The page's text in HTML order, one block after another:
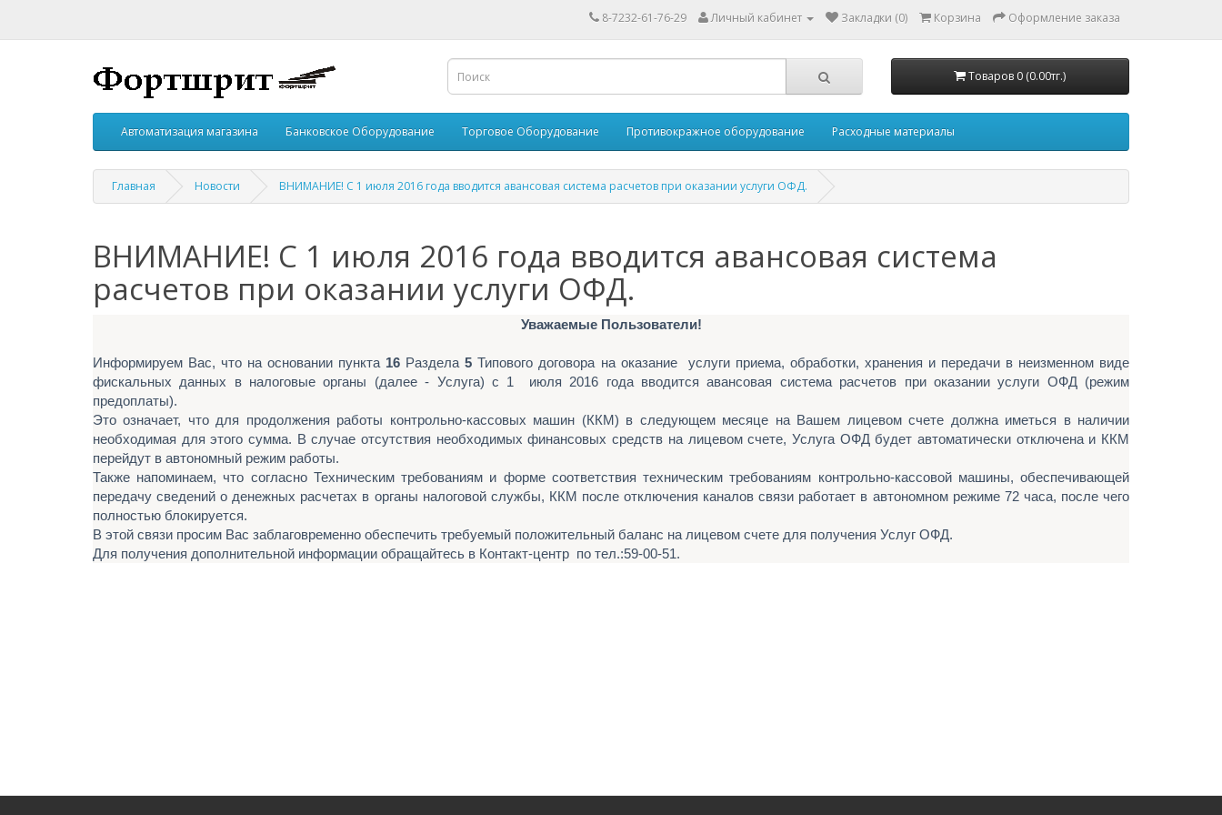
8-7232-61-76-29 Личный кабинет Закладки (0) Корзина Оформление заказа
Товаров 0 (0.00тг.)
Автоматизация магазина Банковское Оборудование Торговое Оборудование Противокражное оборудование Расходные материалы
Главная Новости ВНИМАНИЕ! С 1 июля 2016 года вводится авансовая система расчетов при оказании услуги ОФД.
ВНИМАНИЕ! С 1 июля 2016 года вводится авансовая система
расчетов при оказании услуги ОФД.
Уважаемые Пользователи!
Информируем Вас, что на основании пункта 16 Раздела5 Типового договора на оказание услуги приема, обработки, хранения и передачи в неизменном виде
фискальных данных в налоговые органы (далее - Услуга) с 1 июля 2016 года вводится авансовая система расчетов при оказании услуги ОФД (режим
предоплаты).
Это означает, что для продолжения работы контрольно-кассовых машин (ККМ) в следующем месяце на Вашем лицевом счете должна иметься в наличии
необходимая для этого сумма. В случае отсутствия необходимых финансовых средств на лицевом счете, Услуга ОФД будет автоматически отключена и ККМ
перейдут в автономный режим работы.
Также напоминаем, что согласно Техническим требованиям и форме соответствия техническим требованиям контрольно-кассовой машины, обеспечивающей
передачу сведений о денежных расчетах в органы налоговой службы, ККМ после отключения каналов связи работает в автономном режиме 72 часа, после чего
полностью блокируется.
В этой связи просим Вас заблаговременно обеспечить требуемый положительный баланс на лицевом счете для получения Услуг ОФД.
Для получения дополнительной информации обращайтесь в Контакт-центр по тел.:59-00-51.